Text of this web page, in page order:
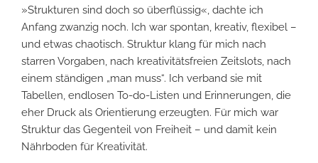
»Strukturen sind doch so überflüssig«, dachte ich
Anfang zwanzig noch. Ich war spontan, kreativ, flexibel –
und etwas chaotisch. Struktur klang für mich nach
starren Vorgaben, nach kreativitätsfreien Zeitslots, nach
einem ständigen „man muss“. Ich verband sie mit
Tabellen, endlosen To-do-Listen und Erinnerungen, die
eher Druck als Orientierung erzeugten. Für mich war
Struktur das Gegenteil von Freiheit – und damit kein
Nährboden für Kreativität.